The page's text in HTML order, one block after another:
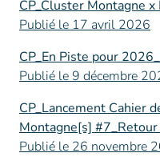
CP_Cluster Montagne
Publié le 17 avril 2026
CP_En Piste pour
Publié le 9 décembre
CP_Lancement Cahier
Montagne[s] #7_Retour
Publié le 26 novembre